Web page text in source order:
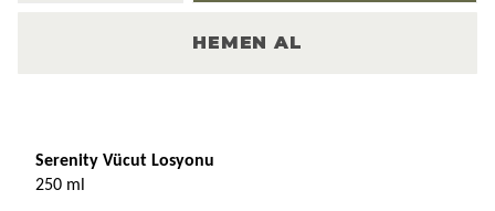
HEMEN AL
Serenity Vücut Losyonu
250 ml